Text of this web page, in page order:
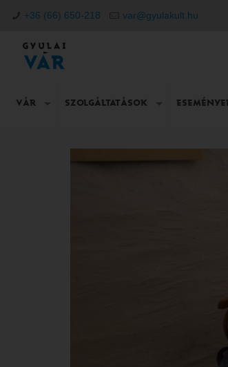
+36 (66) 650-218 var@gyulakult.hu
VÁR SZOLGÁLTATÁSOK